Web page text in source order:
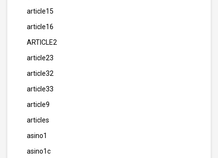
article15
article16
ARTICLE2
article23
article32
article33
article9
articles
asino1
asino1c